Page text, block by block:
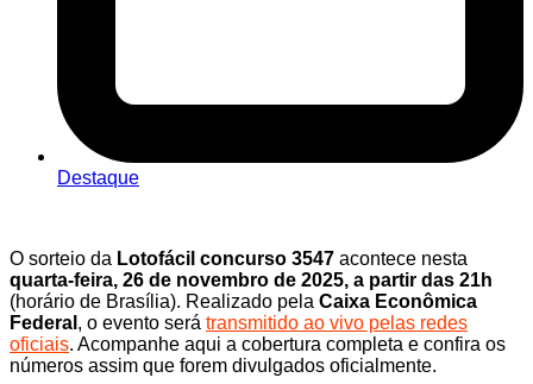
Destaque
O sorteio da Lotofácil concurso 3547 acontece nesta
quarta-feira, 26 de novembro de 2025, a partir das 21h
(horário de Brasília). Realizado pela Caixa Econômica
Federal , o evento será transmitido ao vivo pelas redes
oficiais. Acompanhe aqui a cobertura completa e confira os
números assim que forem divulgados oficialmente.